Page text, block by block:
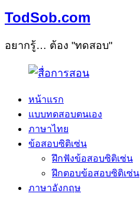
TodSob.com
อยากรู้… ต้อง "ทดสอบ"
หน้าแรก
แบบทดสอบตนเอง
ภาษาไทย
ข้อสอบซิติเซ่น
ฝึกฟังข้อสอบซิติเซ่น
ฝึกตอบข้อสอบซิติเซ่น
ภาษาอังกฤษ